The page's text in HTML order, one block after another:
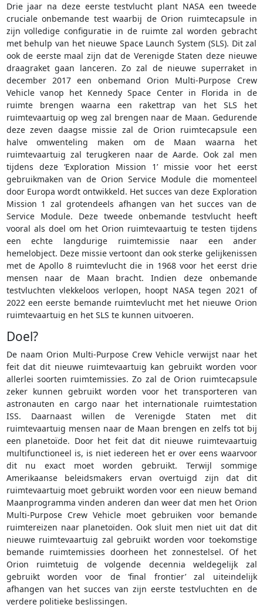
Drie jaar na deze eerste testvlucht plant NASA een tweede
cruciale onbemande test waarbij de Orion ruimtecapsule in
zijn volledige configuratie in de ruimte zal worden gebracht
met behulp van het nieuwe Space Launch System (SLS). Dit zal
ook de eerste maal zijn dat de Verenigde Staten deze nieuwe
draagraket gaan lanceren. Zo zal de nieuwe superraket in
december 2017 een onbemand Orion Multi-Purpose Crew
Vehicle vanop het Kennedy Space Center in Florida in de
ruimte brengen waarna een rakettrap van het SLS het
ruimtevaartuig op weg zal brengen naar de Maan. Gedurende
deze zeven daagse missie zal de Orion ruimtecapsule een
halve omwenteling maken om de Maan waarna het
ruimtevaartuig zal terugkeren naar de Aarde. Ook zal men
tijdens deze ‘Exploration Mission 1’ missie voor het eerst
gebruikmaken van de Orion Service Module die momenteel
door Europa wordt ontwikkeld. Het succes van deze Exploration
Mission 1 zal grotendeels afhangen van het succes van de
Service Module. Deze tweede onbemande testvlucht heeft
vooral als doel om het Orion ruimtevaartuig te testen tijdens
een echte langdurige ruimtemissie naar een ander
hemelobject. Deze missie vertoont dan ook sterke gelijkenissen
met de Apollo 8 ruimtevlucht die in 1968 voor het eerst drie
mensen naar de Maan bracht. Indien deze onbemande
testvluchten vlekkeloos verlopen, hoopt NASA tegen 2021 of
2022 een eerste bemande ruimtevlucht met het nieuwe Orion
ruimtevaartuig en het SLS te kunnen uitvoeren.
Doel?
De naam Orion Multi-Purpose Crew Vehicle verwijst naar het
feit dat dit nieuwe ruimtevaartuig kan gebruikt worden voor
allerlei soorten ruimtemissies. Zo zal de Orion ruimtecapsule
zeker kunnen gebruikt worden voor het transporteren van
astronauten en cargo naar het internationale ruimtestation
ISS. Daarnaast willen de Verenigde Staten met dit
ruimtevaartuig mensen naar de Maan brengen en zelfs tot bij
een planetoïde. Door het feit dat dit nieuwe ruimtevaartuig
multifunctioneel is, is niet iedereen het er over eens waarvoor
dit nu exact moet worden gebruikt. Terwijl sommige
Amerikaanse beleidsmakers ervan overtuigd zijn dat dit
ruimtevaartuig moet gebruikt worden voor een nieuw bemand
Maanprogramma vinden anderen dan weer dat men het Orion
Multi-Purpose Crew Vehicle moet gebruiken voor bemande
ruimtereizen naar planetoïden. Ook sluit men niet uit dat dit
nieuwe ruimtevaartuig zal gebruikt worden voor toekomstige
bemande ruimtemissies doorheen het zonnestelsel. Of het
Orion ruimtetuig de volgende decennia weldegelijk zal
gebruikt worden voor de ‘final frontier’ zal uiteindelijk
afhangen van het succes van zijn eerste testvluchten en de
verdere politieke beslissingen.